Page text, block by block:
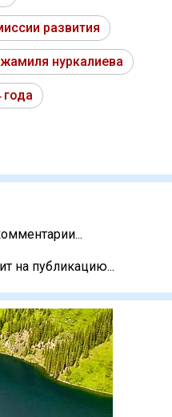
развития
нуркалиева
года
на публикацию...